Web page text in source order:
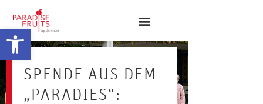
Open toolbar
SPENDE AUS DEM
„PARADIES“: